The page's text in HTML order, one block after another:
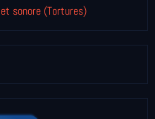
sonore (Tortures)